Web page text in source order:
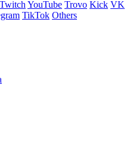
Twitch YouTube Trovo Kick VK
TikTok Others